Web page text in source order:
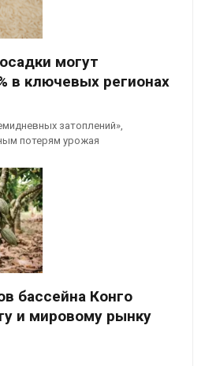
могут
в ключевых регионах
затоплений»,
потерям урожая
бассейна Конго
и мировому рынку